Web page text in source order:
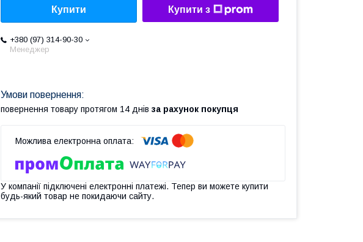
Купити Купити з
+380 (97) 314-90-30
Менеджер
повернення товару протягом 14 днів за рахунок покупця
У компанії підключені електронні платежі. Тепер ви можете купити
будь-який товар не покидаючи сайту.